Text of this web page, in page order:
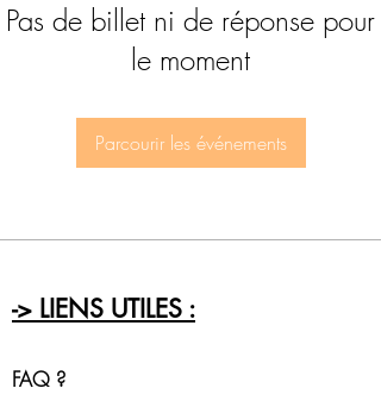
Pas de billet ni de réponse pour
le moment
Parcourir les événements
-> LIENS UTILES :
FAQ ?